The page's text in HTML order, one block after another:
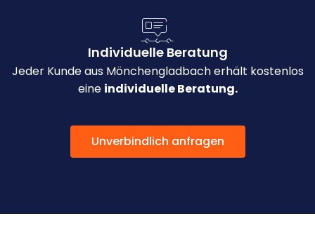
Individuelle Beratung
Jeder Kunde aus Mönchengladbach erhält kostenlos
eine individuelle Beratung.
Unverbindlich anfragen